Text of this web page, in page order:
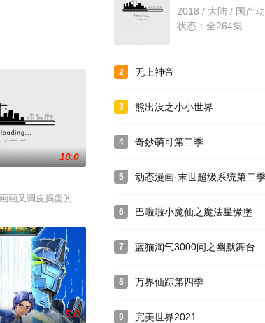
壮拉走，偷偷进入了即将开
二十万年一次的生灭当中沉沦，周而复始循环不休，直到这一年
10.0
画又调皮捣蛋的孩子,生活在一个叫”百花村”的村庄.有一天这
5.0
2018 / 大陆 / 国产
状态：全264集
2 无上神帝
3 熊出没之小小世界
4 奇妙萌可第二季
5 动态漫画·末世超级系统第二季
6 巴啦啦小魔仙之魔法星缘堡
7 蓝猫淘气3000问之幽默舞台
8 万界仙踪第四季
9 完美世界2021